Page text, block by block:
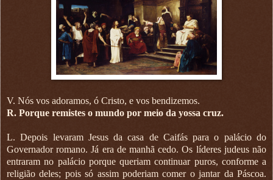
V. Nós vos adoramos, ó Cristo, e vos bendizemos.
R. Porque remistes o mundo por meio da yossa cruz.
L. Depois levaram Jesus da casa de Caifás para o palácio do
Governador romano. Já era de manhã cedo. Os líderes judeus não
entraram no palácio porque queriam continuar puros, conforme a
religião deles; pois só assim poderiam comer o jantar da Páscoa.